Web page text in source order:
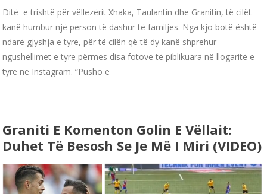
Ditë e trishtë për vëllezërit Xhaka, Taulantin dhe Granitin, të cilët
kanë humbur një person të dashur të familjes. Nga kjo botë është
ndarë gjyshja e tyre, për të cilën që të dy kanë shprehur
ngushëllimet e tyre përmes disa fotove të piblikuara në llogaritë e
tyre në Instagram. “Pusho e
Graniti E Komenton Golin E Vëllait:
Duhet Të Besosh Se Je Më I Miri (VIDEO)